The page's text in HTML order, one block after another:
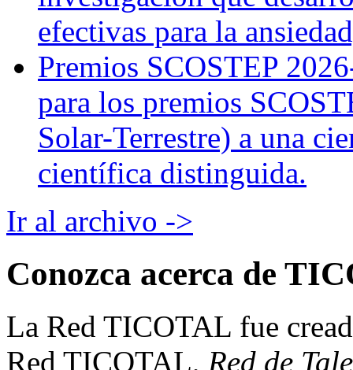
efectivas para la
Premios SCOSTEP
para los premios
Solar-Terrestre) a una
científica distinguida.
Ir al archivo ->
Conozca acerca de
La Red TICOTAL fue
Red TICOTAL, Red de